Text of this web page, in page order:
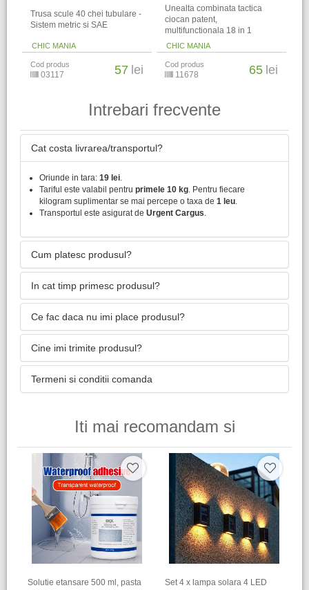
Trusa scule 40 chei tubulare -
Sistem metric si SAE
CHIC MANIA
Cod produs
03117 57 lei
Unealta combinata tactica
ciocan patent,
multifunctionala 18 in 1
CHIC MANIA
Cod produs
11678 65 lei
Intrebari frecvente
Cat costa livrarea/transportul?
Oriunde in tara: 19 lei
Tariful este valabil pentru primele 10 kg . Pentru fiecare
kilogram suplimentar se mai percepe o taxa de 1 leu
Transportul este asigurat de Urgent Cargus
Cum platesc produsul?
In cat timp primesc produsul?
Ce fac daca nu imi place produsul?
Cine imi trimite produsul?
Termeni si conditii comanda
Iti mai recomandam si
Solutie etansare 500 ml, pasta
Set 4 x lampa solara 4 LED